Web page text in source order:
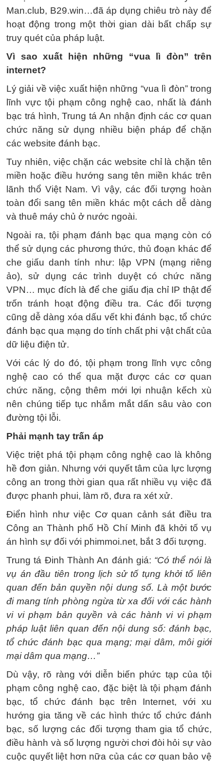
Man.club, B29.win…đã áp dụng chiêu trò này để
hoạt động trong một thời gian dài bất chấp sự
truy quét của pháp luật.
Vì sao xuất hiện những “vua lì đòn” trên
internet?
Lý giải về việc xuất hiện những “vua lì đòn” trong
lĩnh vực tội phạm công nghệ cao, nhất là đánh
bạc trá hình, Trung tá An nhận định các cơ quan
chức năng sử dụng nhiều biện pháp để chặn
các website đánh bạc.
Tuy nhiên, việc chặn các website chỉ là chặn tên
miền hoặc điều hướng sang tên miền khác trên
lãnh thổ Việt Nam. Vì vậy, các đối tượng hoàn
toàn đổi sang tên miền khác một cách dễ dàng
và thuê máy chủ ở nước ngoài.
Ngoài ra, tội phạm đánh bạc qua mạng còn có
thể sử dụng các phương thức, thủ đoạn khác để
che giấu danh tính như: lập VPN (mạng riêng
ảo), sử dụng các trình duyệt có chức năng
VPN… mục đích là để che giấu địa chỉ IP thật để
trốn tránh hoạt động điều tra. Các đối tượng
cũng dễ dàng xóa dấu vết khi đánh bạc, tổ chức
đánh bạc qua mạng do tính chất phi vật chất của
dữ liệu điện tử.
Với các lý do đó, tội phạm trong lĩnh vực công
nghệ cao có thể qua mặt được các cơ quan
chức năng, cộng thêm mới lợi nhuận kếch xù
nên chúng tiếp tục nhắm mắt dấn sâu vào con
đường tội lỗi.
Phải mạnh tay trấn áp
Việc triệt phá tội phạm công nghệ cao là không
hề đơn giản. Nhưng với quyết tâm của lực lượng
công an trong thời gian qua rất nhiều vụ việc đã
được phanh phui, làm rõ, đưa ra xét xử.
Điển hình như việc Cơ quan cảnh sát điều tra
Công an Thành phố Hồ Chí Minh đã khởi tố vụ
án hình sự đối với phimmoi.net, bắt 3 đối tượng.
Trung tá Đinh Thành An đánh giá: “Có thể nói là
vụ án đầu tiên trong lịch sử tố tụng khởi tố liên
quan đến bản quyền nội dung số. Là một bước
đi mang tính phòng ngừa từ xa đối với các hành
vi vi phạm bản quyền và các hành vi vi phạm
pháp luật liên quan đến nội dung số: đánh bạc,
tổ chức đánh bạc qua mạng; mại dâm, môi giới
mại dâm qua mạng…”
Dù vậy, rõ ràng với diễn biến phức tạp của tội
phạm công nghệ cao, đặc biệt là tội phạm đánh
bạc, tổ chức đánh bạc trên Internet, với xu
hướng gia tăng về các hình thức tổ chức đánh
bạc, số lượng các đối tượng tham gia tổ chức,
điều hành và số lượng người chơi đòi hỏi sự vào
cuộc quyết liệt hơn nữa của các cơ quan bảo vệ